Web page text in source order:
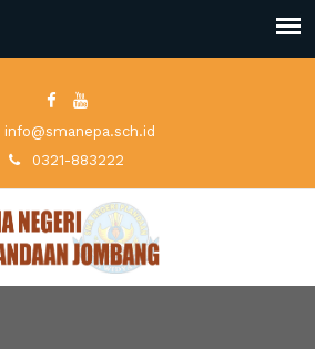
info@smanepa.sch.id
0321-883222